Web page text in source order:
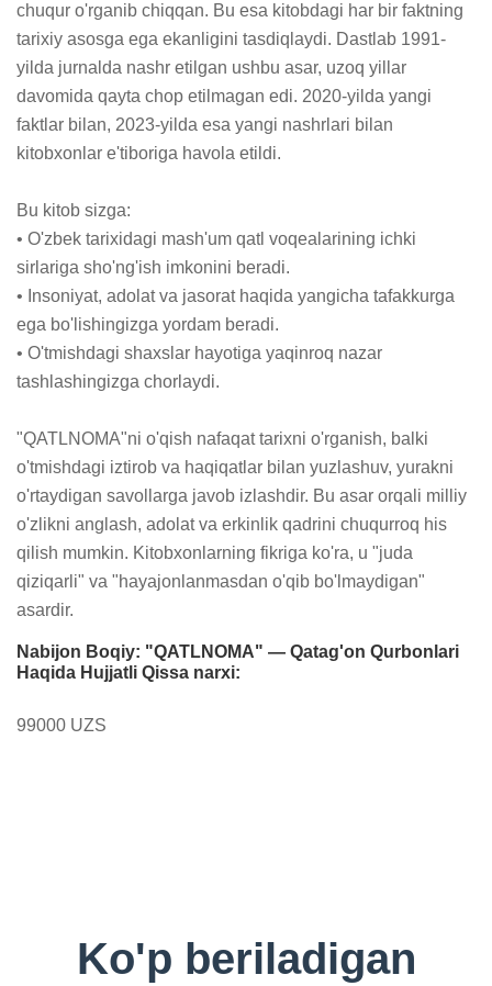
chuqur o'rganib chiqqan. Bu esa kitobdagi har bir faktning
tarixiy asosga ega ekanligini tasdiqlaydi. Dastlab 1991-
yilda jurnalda nashr etilgan ushbu asar, uzoq yillar
davomida qayta chop etilmagan edi. 2020-yilda yangi
faktlar bilan, 2023-yilda esa yangi nashrlari bilan
kitobxonlar e'tiboriga havola etildi.
Bu kitob sizga:
• O'zbek tarixidagi mash'um qatl voqealarining ichki
sirlariga sho'ng'ish imkonini beradi.
• Insoniyat, adolat va jasorat haqida yangicha tafakkurga
ega bo'lishingizga yordam beradi.
• O'tmishdagi shaxslar hayotiga yaqinroq nazar
tashlashingizga chorlaydi.
"QATLNOMA"ni o'qish nafaqat tarixni o'rganish, balki
o'tmishdagi iztirob va haqiqatlar bilan yuzlashuv, yurakni
o'rtaydigan savollarga javob izlashdir. Bu asar orqali milliy
o'zlikni anglash, adolat va erkinlik qadrini chuqurroq his
qilish mumkin. Kitobxonlarning fikriga ko'ra, u "juda
qiziqarli" va "hayajonlanmasdan o'qib bo'lmaydigan"
asardir.
Nabijon Boqiy: "QATLNOMA" — Qatag'on Qurbonlari
Haqida Hujjatli Qissa narxi:
99000 UZS
Ko'p beriladigan